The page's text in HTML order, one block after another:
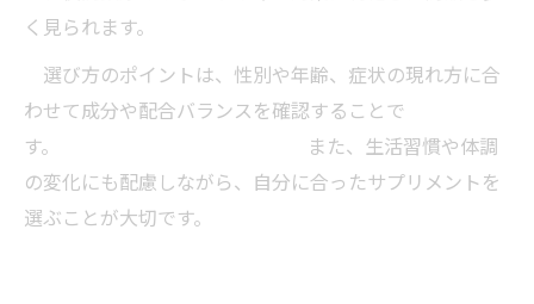
く見られます。
選び方のポイントは、性別や年齢、症状の現れ方に合
わせて成分や配合バランスを確認することで
す。 また、生活習慣や体調
の変化にも配慮しながら、自分に合ったサプリメントを
選ぶことが大切です。